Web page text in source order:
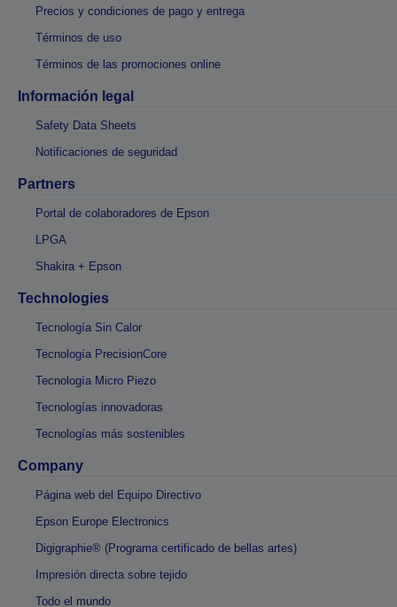
Precios y condiciones de pago y entrega
Términos de uso
Términos de las promociones online
Información legal
Safety Data Sheets
Notificaciones de seguridad
Partners
Portal de colaboradores de Epson
LPGA
Shakira + Epson
Technologies
Tecnología Sin Calor
Tecnología PrecisionCore
Tecnología Micro Piezo
Tecnologías innovadoras
Tecnologías más sostenibles
Company
Página web del Equipo Directivo
Epson Europe Electronics
Digigraphie® (Programa certificado de bellas artes)
Impresión directa sobre tejido
Todo el mundo